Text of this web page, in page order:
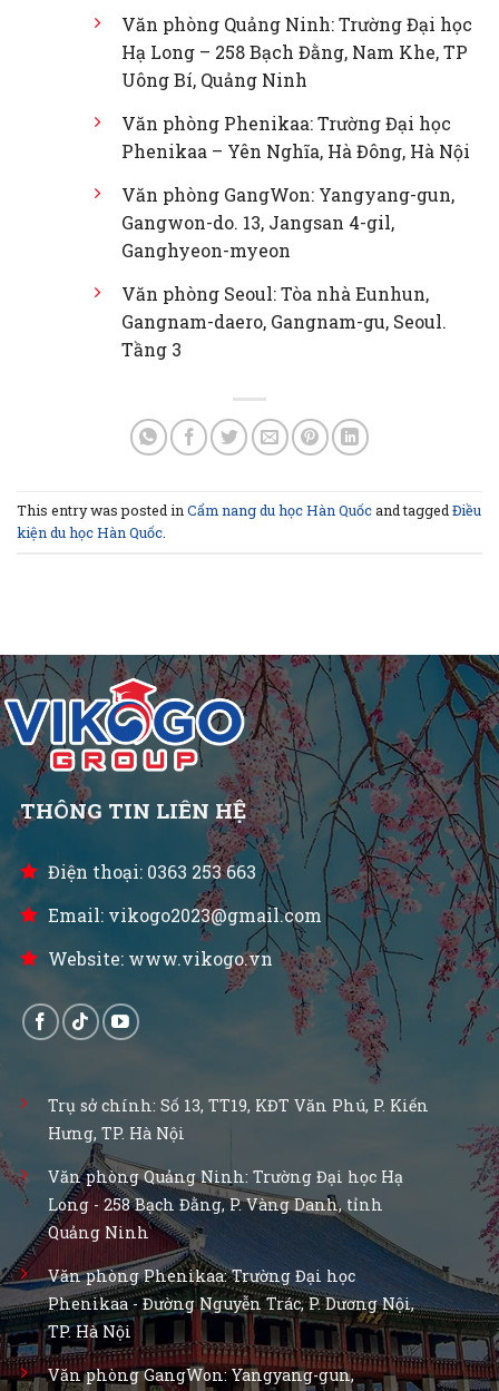
Văn phòng Quảng Ninh: Trường Đại học
Hạ Long – 258 Bạch Đằng, Nam Khe, TP
Uông Bí, Quảng Ninh
Văn phòng Phenikaa: Trường Đại học
Phenikaa – Yên Nghĩa, Hà Đông, Hà Nội
Văn phòng GangWon: Yangyang-gun,
Gangwon-do. 13, Jangsan 4-gil,
Ganghyeon-myeon
Văn phòng Seoul: Tòa nhà Eunhun,
Gangnam-daero, Gangnam-gu, Seoul.
Tầng 3
This entry was posted in Cẩm nang du học Hàn Quốcand tagged Điều
kiện du học Hàn Quốc
THÔNG TIN LIÊN HỆ
Điện thoại: 0363 253 663
Email: vikogo2023@gmail.com
Website: www.vikogo.vn
Trụ sở chính: Số 13, TT19, KĐT Văn Phú, P. Kiến
Hưng, TP. Hà Nội
Văn phòng Quảng Ninh: Trường Đại học Hạ
Long - 258 Bạch Đằng, P. Vàng Danh, tỉnh
Quảng Ninh
Văn phòng Phenikaa: Trường Đại học
Phenikaa - Đường Nguyễn Trác, P. Dương Nội,
TP. Hà Nội
Văn phòng GangWon: Yangyang-gun,